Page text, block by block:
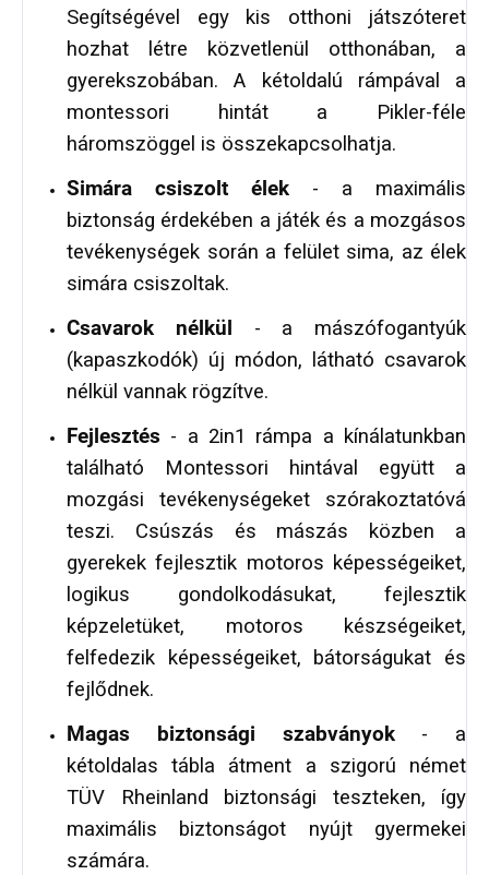
Segítségével egy kis otthoni játszóteret
hozhat létre közvetlenül otthonában, a
gyerekszobában. A kétoldalú rámpával a
montessori hintát a Pikler-féle
háromszöggel is összekapcsolhatja.
Simára csiszolt élek - a maximális
biztonság érdekében a játék és a mozgásos
tevékenységek során a felület sima, az élek
simára csiszoltak.
Csavarok nélkül - a mászófogantyúk
(kapaszkodók) új módon, látható csavarok
nélkül vannak rögzítve.
Fejlesztés - a 2in1 rámpa a kínálatunkban
található Montessori hintával együtt a
mozgási tevékenységeket szórakoztatóvá
teszi. Csúszás és mászás közben a
gyerekek fejlesztik motoros képességeiket,
logikus gondolkodásukat, fejlesztik
képzeletüket, motoros készségeiket,
felfedezik képességeiket, bátorságukat és
fejlődnek.
Magas biztonsági szabványok- a
kétoldalas tábla átment a szigorú német
TÜV Rheinland biztonsági teszteken, így
maximális biztonságot nyújt gyermekei
számára.